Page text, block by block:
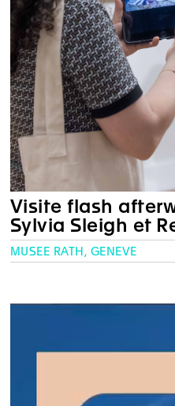
Visite flash
Sylvia Sleigh et
MUSÉE RATH, GENÈVE